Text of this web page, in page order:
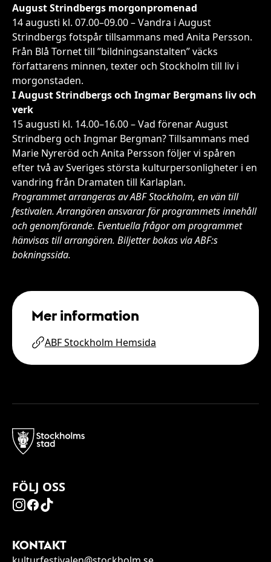
August Strindbergs morgonpromenad
14 augusti kl. 07.00–09.00 – Vandra i August
Strindbergs fotspår tillsammans med Anita Persson.
Från Blå Tornet till ”bildningsanstalten” väcks
författarens minnen, texter och Stockholm till liv i
morgonstaden.
I August Strindbergs och Ingmar Bergmans liv och
verk
15 augusti kl. 14.00–16.00 – Vad förenar August
Strindberg och Ingmar Bergman? Tillsammans med
Marie Nyreröd och Anita Persson följer vi spåren
efter två av Sveriges största kulturpersonligheter i en
vandring från Dramaten till Karlaplan.
Programmet arrangeras av ABF Stockholm, en vän till
festivalen. Arrangören ansvarar för programmets innehåll
och genomförande. Eventuella frågor om programmet
hänvisas till arrangören. Biljetter bokas via ABF:s
bokningssida.
Mer information
ABF Stockholm Hemsida
FÖLJ OSS
KONTAKT